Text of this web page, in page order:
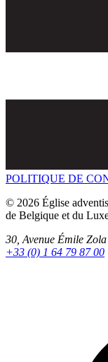
POLITIQUE DE
© 2026 Église
de Belgique et du
30, Avenue Émile
+33 (0) 1 64 79 87 00